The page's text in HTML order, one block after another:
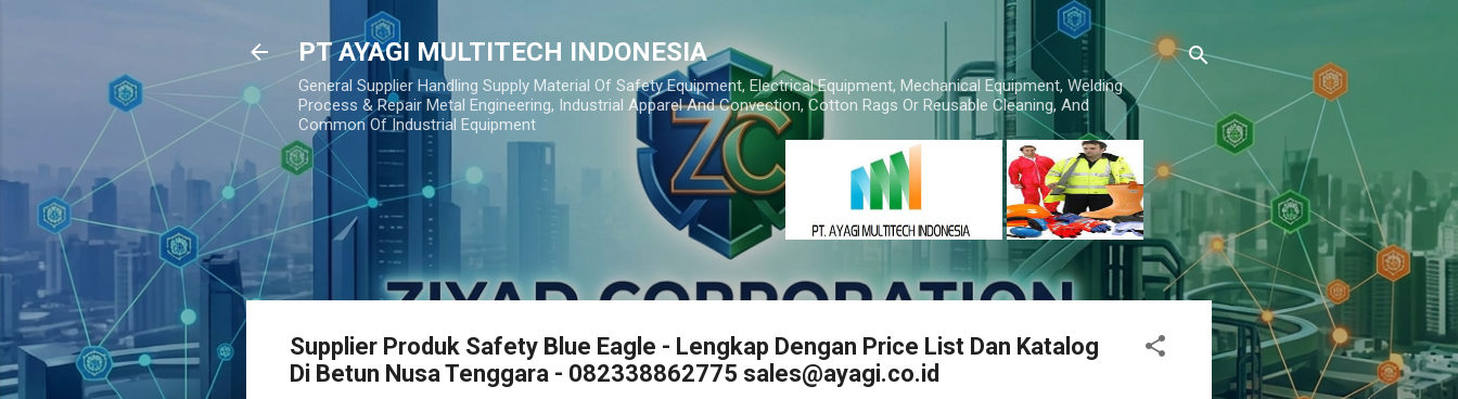
PT AYAGI MULTITECH INDONESIA
General Supplier Handling Supply Material Of Safety Equipment, Electrical Equipment, Mechanical Equipment, Welding
Process & Repair Metal Engineering, Industrial Apparel And Convection, Cotton Rags Or Reusable Cleaning, And
Common Of Industrial Equipment
Supplier Produk Safety Blue Eagle - Lengkap Dengan Price List Dan Katalog
Di Betun Nusa Tenggara - 082338862775 sales@ayagi.co.id